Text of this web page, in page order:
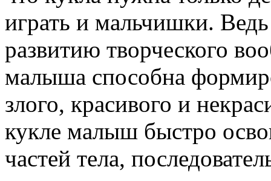
играть и мальчишки.
развитию творческого
малыша способна
злого, красивого и
кукле малыш быстро
частей тела,